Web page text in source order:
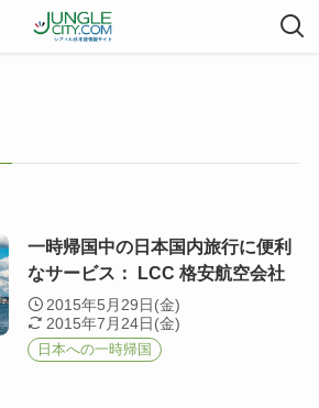
一時帰国中の日本国内旅行に便利
なサービス： LCC 格安航空会社
2015年5月29日(金)
2015年7月24日(金)
日本への一時帰国